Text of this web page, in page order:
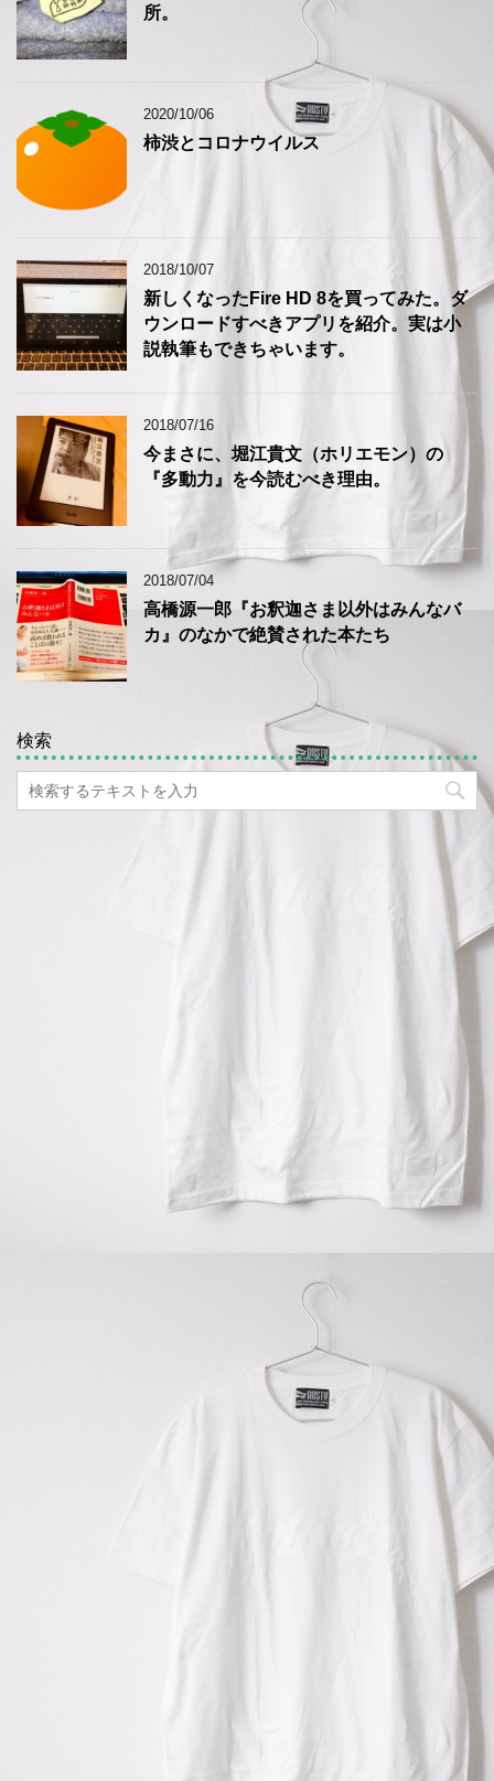
所。
2020/10/06
柿渋とコロナウイルス
2018/10/07
新しくなったFire HD 8を買ってみた。ダ
ウンロードすべきアプリを紹介。実は小
説執筆もできちゃいます。
2018/07/16
今まさに、堀江貴文（ホリエモン）の
『多動力』を今読むべき理由。
2018/07/04
高橋源一郎『お釈迦さま以外はみんなバ
カ』のなかで絶賛された本たち
検索